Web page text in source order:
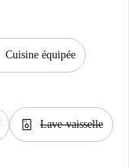
Cuisine équipée
dishwasher_gen Lave-vaisselle